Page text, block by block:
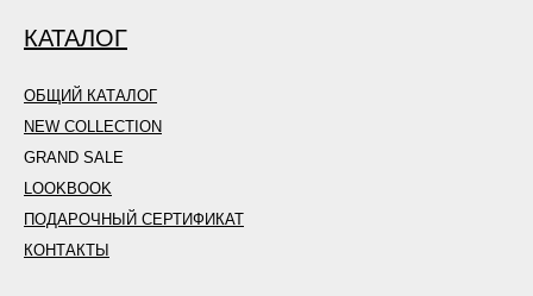
КАТАЛОГ
ОБЩИЙ КАТАЛОГ
NEW COLLECTION
GRAND SALE
LOOKBOOK
ПОДАРОЧНЫЙ СЕРТИФИКАТ
КОНТАКТЫ